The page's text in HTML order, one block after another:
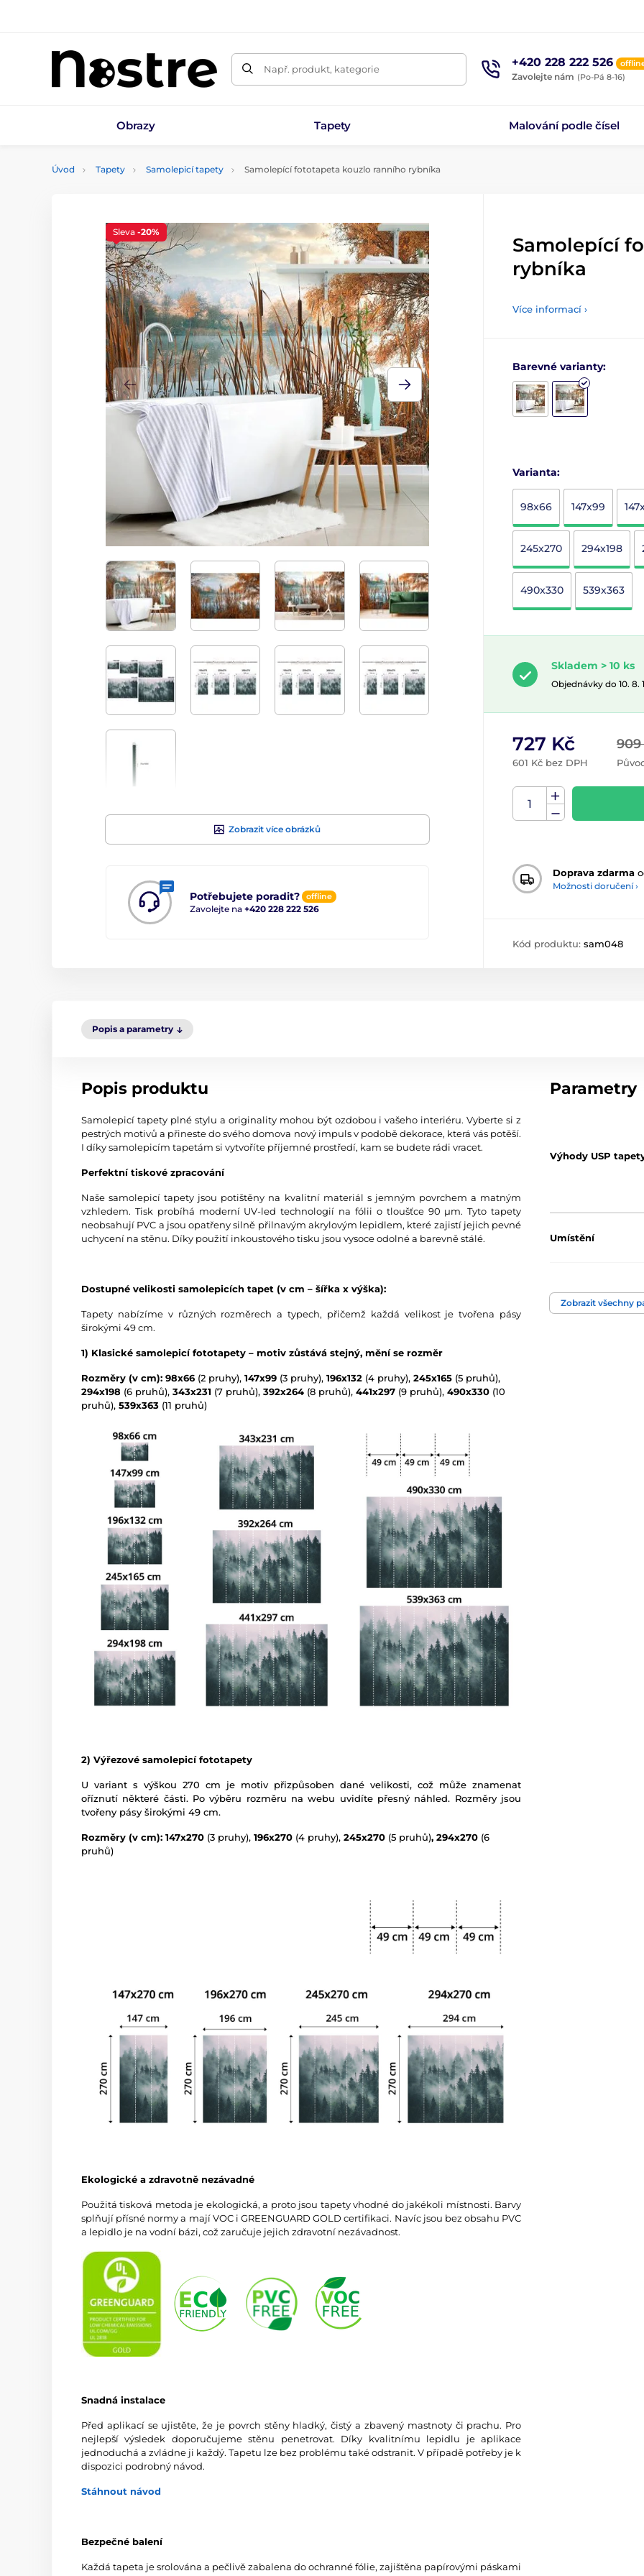
Např. produkt, kategorie +420 228 222 526
Zavolejte nám (Po-Pá 8-16)
Obrazy Tapety Malování podle čísel
Úvod Tapety Samolepicí tapety Samolepící fototapeta kouzlo ranního rybníka
Zobrazit více obrázků
Potřebujete poradit? offline
Zavolejte na +420 228 222 526
Sleva -20%
Samolepící
rybníka
Více informací ›
Barevné varianty:
Varianta:
98x66 147x99
245x270 294x198
490x330 539x363
Skladem > 10 ks
Objednávky do 10. 8.
909
727 Kč
601 Kč bez DPH
Doprava zdarma
Možnosti doručení ›
Kód produktu: sam048
Popis a parametry
Popis produktu
Samolepicí tapety plné stylu a originality mohou být ozdobou i vašeho interiéru. Vyberte si z
pestrých motivů a přineste do svého domova nový impuls v podobě dekorace, která vás potěší.
I díky samolepicím tapetám si vytvoříte příjemné prostředí, kam se budete rádi vracet.
Perfektní tiskové zpracování
Naše samolepicí tapety jsou potištěny na kvalitní materiál s jemným povrchem a matným
vzhledem. Tisk probíhá moderní UV-led technologií na fólii o tloušťce 90 µm. Tyto tapety
neobsahují PVC a jsou opatřeny silně přilnavým akrylovým lepidlem, které zajistí jejich pevné
uchycení na stěnu. Díky použití inkoustového tisku jsou vysoce odolné a barevně stálé.
Dostupné velikosti samolepicích tapet (v cm – šířka x výška):
Tapety nabízíme v různých rozměrech a typech, přičemž každá velikost je tvořena pásy
širokými 49 cm.
1) Klasické samolepicí fototapety – motiv zůstává stejný, mění se rozměr
Rozměry (v cm): 98x66 (2 pruhy), 147x99 (3 pruhy), 196x132 (4 pruhy), 245x165 (5 pruhů),
294x198 (6 pruhů), 343x231 (7 pruhů), 392x264 (8 pruhů), 441x297 (9 pruhů), 490x330 (10
pruhů), 539x363 (11 pruhů)
2) Výřezové samolepicí fototapety
U variant s výškou 270 cm je motiv přizpůsoben dané velikosti, což může znamenat
oříznutí některé části. Po výběru rozměru na webu uvidíte přesný náhled. Rozměry jsou
tvořeny pásy širokými 49 cm.
Rozměry (v cm): 147x270 (3 pruhy), 196x270 (4 pruhy), 245x270 (5 pruhů), 294x270 (6
pruhů)
Ekologické a zdravotně nezávadné
Použitá tisková metoda je ekologická, a proto jsou tapety vhodné do jakékoli místnosti. Barvy
splňují přísné normy a mají VOC i GREENGUARD GOLD certifikaci. Navíc jsou bez obsahu PVC
a lepidlo je na vodní bázi, což zaručuje jejich zdravotní nezávadnost.
Snadná instalace
Před aplikací se ujistěte, že je povrch stěny hladký, čistý a zbavený mastnoty či prachu. Pro
nejlepší výsledek doporučujeme stěnu penetrovat. Díky kvalitnímu lepidlu je aplikace
jednoduchá a zvládne ji každý. Tapetu lze bez problému také odstranit. V případě potřeby je k
dispozici podrobný návod.
Stáhnout návod
Bezpečné balení
Každá tapeta je srolována a pečlivě zabalena do ochranné fólie, zajištěna papírovými páskami
Parametry
Výhody USP
Umístění
Technologie tapet
Zobrazit všechny